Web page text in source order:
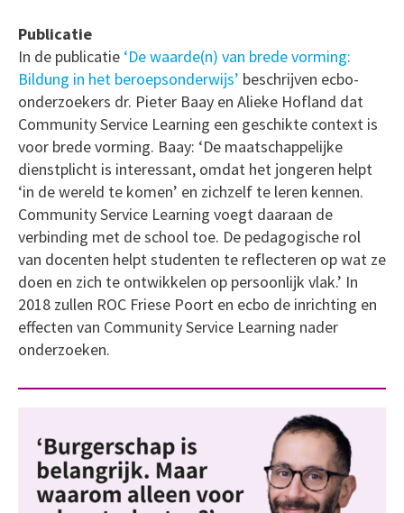
Publicatie
In de publicatie ‘De waarde(n) van brede vorming:
Bildung in het beroepsonderwijs’ beschrijven ecbo-
onderzoekers dr. Pieter Baay en Alieke Hofland dat
Community Service Learning een geschikte context is
voor brede vorming. Baay: ‘De maatschappelijke
dienstplicht is interessant, omdat het jongeren helpt
‘in de wereld te komen’ en zichzelf te leren kennen.
Community Service Learning voegt daaraan de
verbinding met de school toe. De pedagogische rol
van docenten helpt studenten te reflecteren op wat ze
doen en zich te ontwikkelen op persoonlijk vlak.’ In
2018 zullen ROC Friese Poort en ecbo de inrichting en
effecten van Community Service Learning nader
onderzoeken.